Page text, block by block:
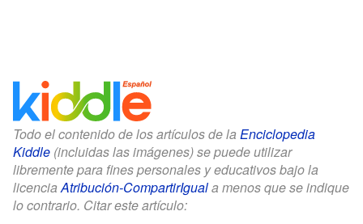
Todo el contenido de los artículos de la Enciclopedia
Kiddle (incluidas las imágenes) se puede utilizar
libremente para fines personales y educativos bajo la
licenciaAtribución-CompartirIguala menos que se indique
lo contrario. Citar este artículo: